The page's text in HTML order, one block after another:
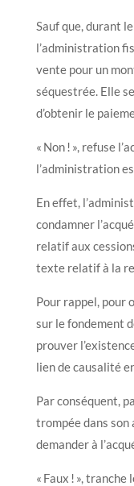
Sauf que, durant
l’administration
vente pour un
séquestrée. Elle
d’obtenir le
« Non ! », refuse
l’administration
En effet,
condamner
relatif aux
texte relatif à la
Pour rappel, pour
sur le fondement
prouver
lien de causalité
Par conséquent,
trompée dans
demander à
« Faux ! »,